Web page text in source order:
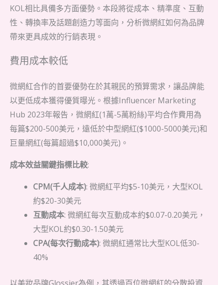
KOL相比具備多方面優勢。本段將從成本、精準度、互動
性、轉換率及話題創造力等面向，分析微網紅如何為品牌
帶來更具成效的行銷表現。
費用成本較低
微網紅合作的首要優勢在於其親民的預算需求，讓品牌能
以更低成本獲得優質曝光。根據Influencer Marketing
Hub 2023年報告，微網紅(1萬-5萬粉絲)平均合作費用為
每篇$200-500美元，遠低於中型網紅($1000-5000美元)和
巨量網紅(每篇超過$10,000美元)。
成本效益關鍵指標比較:
CPM(千人成本): 微網紅平均$5-10美元，大型KOL
約$20-30美元
互動成本: 微網紅每次互動成本約$0.07-0.20美元，
大型KOL約$0.30-1.50美元
CPA(每次行動成本): 微網紅通常比大型KOL低30-
40%